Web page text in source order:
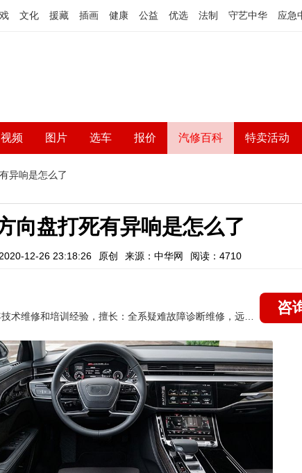
文化 援藏 插画 健康 公益 优选 法制 守艺中华 应急
视频 图片 选车 报价 汽修百科 特卖活动
异响是怎么了
向盘打死有异响是怎么了
12-26 23:18:26 原创 来源：中华网 阅读：4710
咨